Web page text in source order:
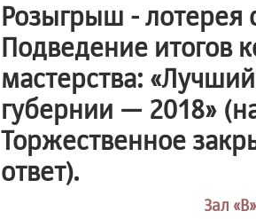
Розыгрыш - лотерея
Подведение итогов
мастерства:
губернии — 2018»
Торжественное
ответ).
Зал